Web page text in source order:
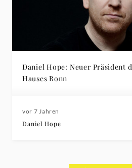
Daniel Hope: Neuer Präsident
Hauses Bonn
vor 7 Jahren
Daniel Hope